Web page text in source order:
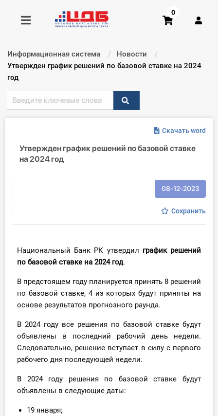
Получить консультацию
Главная ИС
Консультации
Вебинары
Справочник бухгалтера
Участник ВЭД
Практика ИП
Кадры. Труд. Зарплата.
Юридический помощник
0
Информационная система
Новости
Текущий:
Утвержден график решений по базовой ставке на 2024
год
Скачать word
Утвержден график решений по базовой ставке
на 2024 год
08-12-2023
Сохранить
Национальный Банк РК утвердил график решений
по базовой ставке на 2024 год.
В предстоящем году планируется принять 8 решений
по базовой ставке, 4 из которых будут приняты на
основе результатов прогнозного раунда.
В 2024 году все решения по базовой ставке будут
объявлены в последний рабочий день недели.
Следовательно, решение вступает в силу с первого
рабочего дня последующей недели.
В 2024 году решения по базовой ставке будут
объявлены в следующие даты:
19 января;